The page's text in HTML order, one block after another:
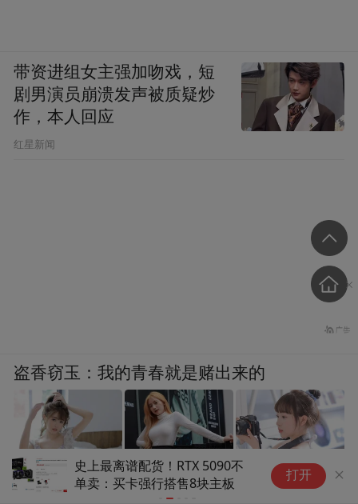
金证互通：以专业服务驰骋境内
外资本市场，IPO财经公关业务
连续多年市占率领衔
欧菲光澄清
司零部件售
打开
带资进组女主强加吻戏，短
剧男演员崩溃发声被质疑炒
作，本人回应
​红星新闻
盗香窃玉：我的青春就是赌出来的
爽文